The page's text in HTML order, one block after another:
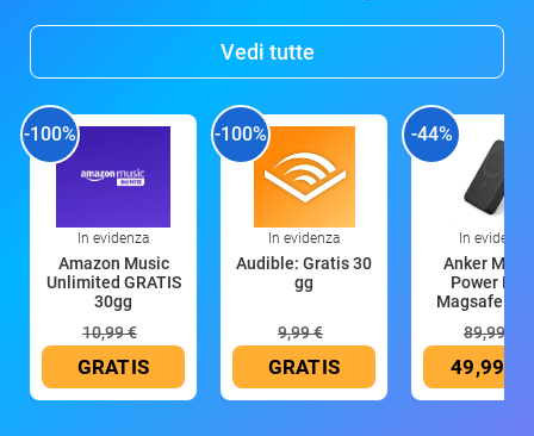
Vedi tutte
-100%
In evidenza
Amazon Music
Unlimited GRATIS
30gg
10,99 €
GRATIS
-100%
In evidenza
Audible: Gratis 30
gg
9,99 €
GRATIS
-44%
In evidenza
Anker
Power
Magsafe
89,99 €
49,99 €